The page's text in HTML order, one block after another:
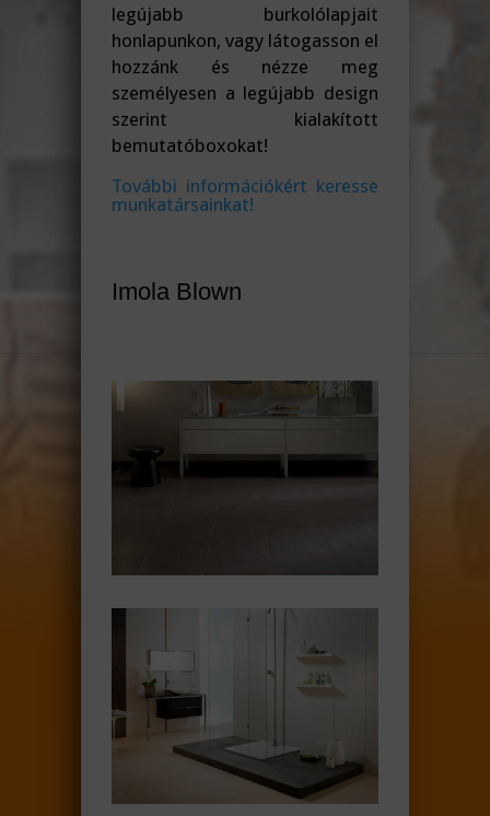
legújabb burkolólapjait
honlapunkon, vagy látogasson el
hozzánk és nézze meg
személyesen a legújabb design
szerint kialakított
bemutatóboxokat!
További információkért keresse
munkatársainkat!
Imola Blown